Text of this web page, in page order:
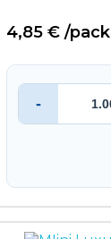
4,85 € /pack
-